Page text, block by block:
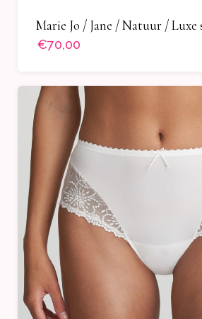
Marie Jo / Jane / Natuur / Luxe
€70,00